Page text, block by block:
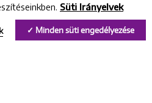
és Implantációs Központ
Süti Irányelvek
Minden süti engedélyezése